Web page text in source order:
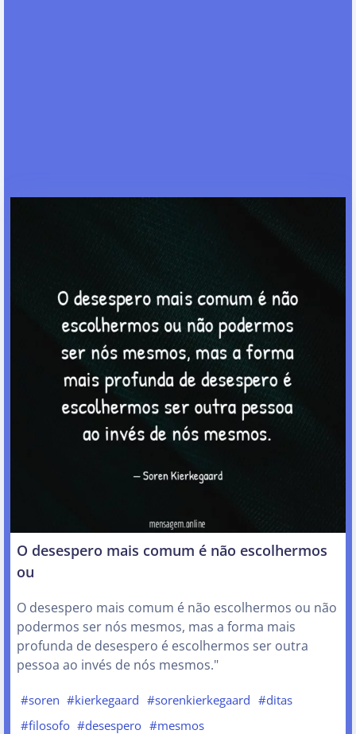
O desespero mais comum é não escolhermos
ou
O desespero mais comum é não escolhermos ou não
podermos ser nós mesmos, mas a forma mais
profunda de desespero é escolhermos ser outra
pessoa ao invés de nós mesmos."
#soren #kierkegaard #sorenkierkegaard #ditas
#filosofo #desespero #mesmos